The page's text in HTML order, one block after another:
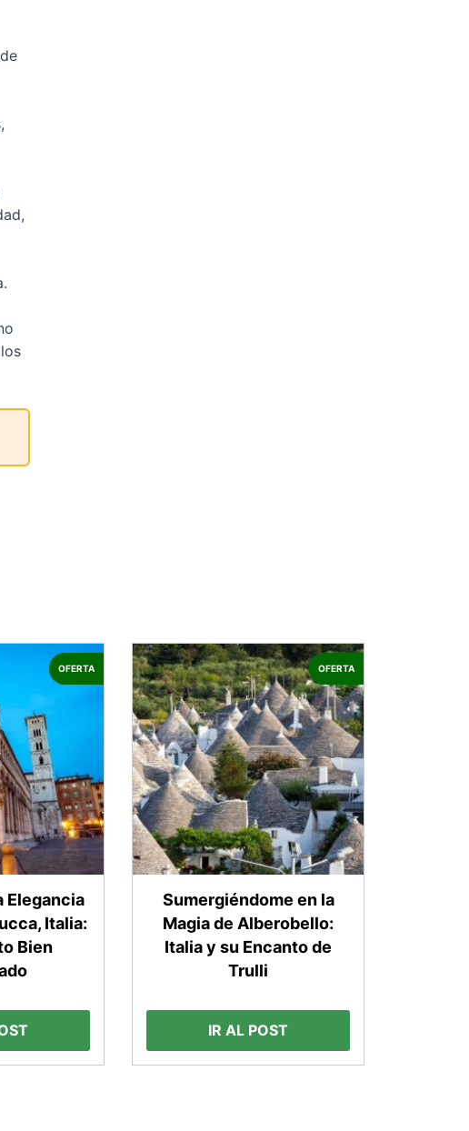
OFERTA
Elegancia
Italia:
Bien
OFERTA
Sumergiéndome en la
Magia de Alberobello:
Italia y su Encanto de
Trulli
IR AL POST